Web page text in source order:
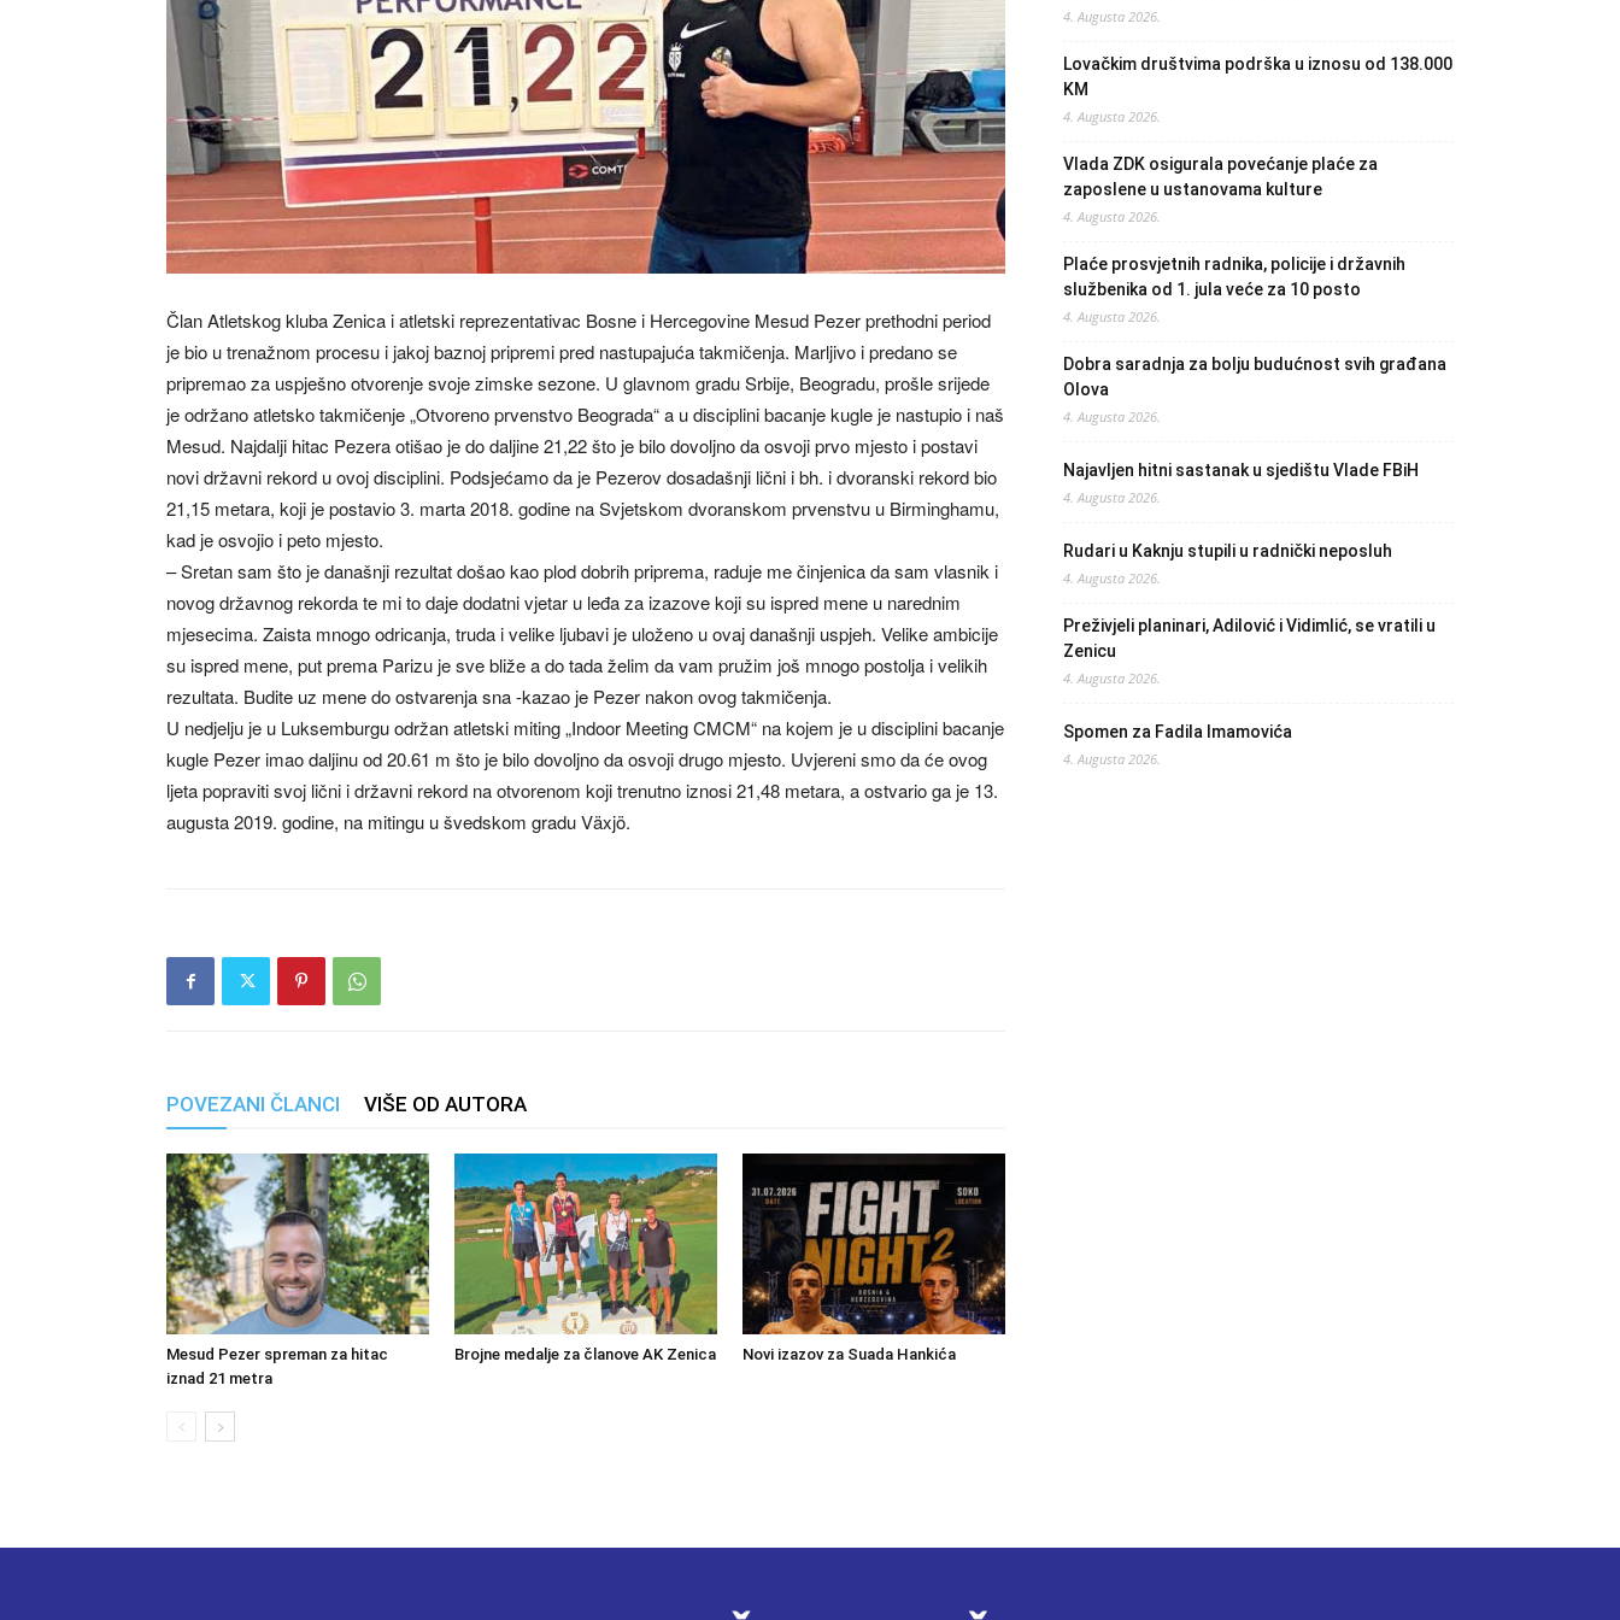
Član Atletskog kluba Zenica i atletski reprezentativac Bosne i Hercegovine Mesud Pezer prethodni period
je bio u trenažnom procesu i jakoj baznoj pripremi pred nastupajuća takmičenja. Marljivo i predano se
pripremao za uspješno otvorenje svoje zimske sezone. U glavnom gradu Srbije, Beogradu, prošle srijede
je održano atletsko takmičenje „Otvoreno prvenstvo Beograda“ a u disciplini bacanje kugle je nastupio i naš
Mesud. Najdalji hitac Pezera otišao je do daljine 21,22 što je bilo dovoljno da osvoji prvo mjesto i postavi
novi državni rekord u ovoj disciplini. Podsjećamo da je Pezerov dosadašnji lični i bh. i dvoranski rekord bio
21,15 metara, koji je postavio 3. marta 2018. godine na Svjetskom dvoranskom prvenstvu u Birminghamu,
kad je osvojio i peto mjesto.
– Sretan sam što je današnji rezultat došao kao plod dobrih priprema, raduje me činjenica da sam vlasnik i
novog državnog rekorda te mi to daje dodatni vjetar u leđa za izazove koji su ispred mene u narednim
mjesecima. Zaista mnogo odricanja, truda i velike ljubavi je uloženo u ovaj današnji uspjeh. Velike ambicije
su ispred mene, put prema Parizu je sve bliže a do tada želim da vam pružim još mnogo postolja i velikih
rezultata. Budite uz mene do ostvarenja sna -kazao je Pezer nakon ovog takmičenja.
U nedjelju je u Luksemburgu održan atletski miting „Indoor Meeting CMCM“ na kojem je u disciplini bacanje
kugle Pezer imao daljinu od 20.61 m što je bilo dovoljno da osvoji drugo mjesto. Uvjereni smo da će ovog
ljeta popraviti svoj lični i državni rekord na otvorenom koji trenutno iznosi 21,48 metara, a ostvario ga je 13.
augusta 2019. godine, na mitingu u švedskom gradu Växjö.
POVEZANI ČLANCI VIŠE OD AUTORA
Mesud Pezer spreman za hitac
iznad 21 metra
Brojne medalje za članove AK Zenica Novi izazov za Suada Hankića
4. Augusta 2026.
Lovačkim društvima podrška u iznosu od 138.000
KM
4. Augusta 2026.
Vlada ZDK osigurala povećanje plaće za
zaposlene u ustanovama kulture
4. Augusta 2026.
Plaće prosvjetnih radnika, policije i državnih
službenika od 1. jula veće za 10 posto
4. Augusta 2026.
Dobra saradnja za bolju budućnost svih građana
Olova
4. Augusta 2026.
Najavljen hitni sastanak u sjedištu Vlade FBiH
4. Augusta 2026.
Rudari u Kaknju stupili u radnički neposluh
4. Augusta 2026.
Preživjeli planinari, Adilović i Vidimlić, se vratili u
Zenicu
4. Augusta 2026.
Spomen za Fadila Imamovića
4. Augusta 2026.